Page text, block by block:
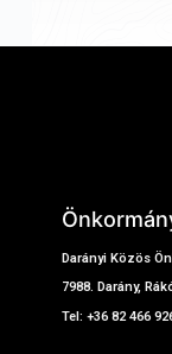
Darányi Közös
7988. Darány,
Tel: +36 82 466